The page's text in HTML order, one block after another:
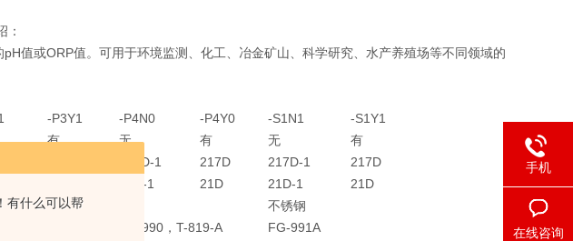
有什么可以帮
：
值或ORP值。可用于环境监测、化工、冶金矿山、科学研究、水产养殖场等不同领域的
-P3Y1 -P4N0 -P4Y0 -S1N1
-S1Y1
有 无 有 无 有
217D-1
21D-1
217D
21D
217D-1
21D-1
217D
21D
不锈钢
FG-990，T-819-A
FG-991A
手机
在线咨询